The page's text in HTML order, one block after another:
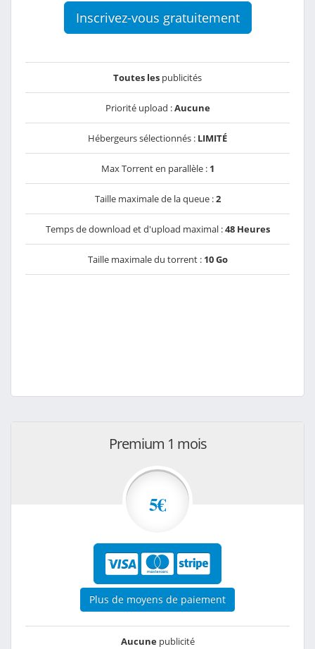
Inscrivez-vous gratuitement
Toutes les publicités
Priorité upload :Aucune
Hébergeurs sélectionnés : LIMITÉ
Max Torrent en parallèle : 1
Taille maximale de la queue :2
Temps de download et d'upload maximal :48 Heures
Taille maximale du torrent : 10 Go
Premium 1 mois
5€
Plus de moyens de paiement
Aucunepublicité